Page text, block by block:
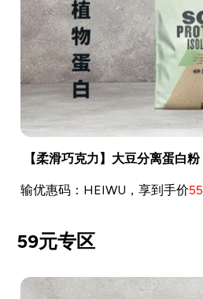
【柔滑巧克力】大豆分离蛋白粉
输优惠码：HEIWU，享到手价55
59元专区